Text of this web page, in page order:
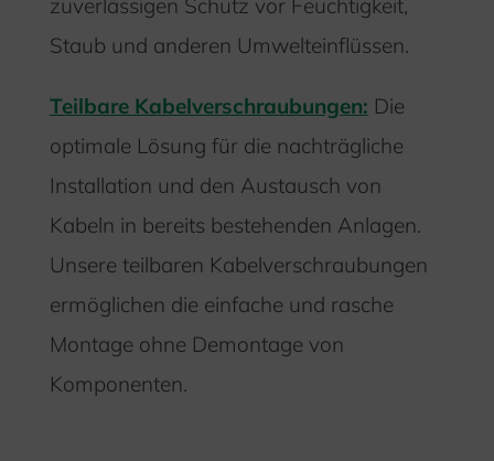
zuverlässigen Schutz vor Feuchtigkeit,
Staub und anderen Umwelteinflüssen.
Teilbare Kabelverschraubungen: Die
optimale Lösung für die nachträgliche
Installation und den Austausch von
Kabeln in bereits bestehenden Anlagen.
Unsere teilbaren Kabelverschraubungen
ermöglichen die einfache und rasche
Montage ohne Demontage von
Komponenten.